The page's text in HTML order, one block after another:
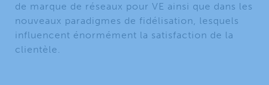
de marque de réseaux pour VE ainsi que dans les
nouveaux paradigmes de fidélisation, lesquels
influencent énormément la satisfaction de la
clientèle.